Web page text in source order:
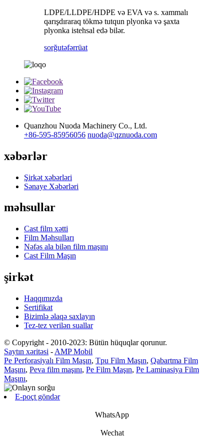
LDPE/LLDPE/HDPE və EVA və s. xammalı
qarışdıraraq tökmə tutqun plyonka və şaxta
plyonka istehsal edə bilər.
sorğutəfərrüat
Quanzhou Nuoda Machinery Co., Ltd.
+86-595-85956056 nuoda@qznuoda.com
xəbərlər
Şirkət xəbərləri
Sənaye Xəbərləri
məhsullar
Cast film xətti
Film Məhsulları
Nəfəs ala bilən film maşını
Cast Film Maşın
şirkət
Haqqımızda
Sertifikat
Bizimlə əlaqə saxlayın
Tez-tez verilən suallar
© Copyright - 2010-2023: Bütün hüquqlar qorunur.
Saytın xəritəsi - AMP Mobil
Pe Perforasiyalı Film Maşın, Tpu Film Maşın, Qabartma Film
Maşını, Peva film maşını, Pe Film Maşın, Pe Laminasiya Film
Maşını,
E-poçt göndər
WhatsApp
Wechat